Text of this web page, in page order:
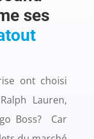
ses
ont choisi
Lauren,
Boss? Car